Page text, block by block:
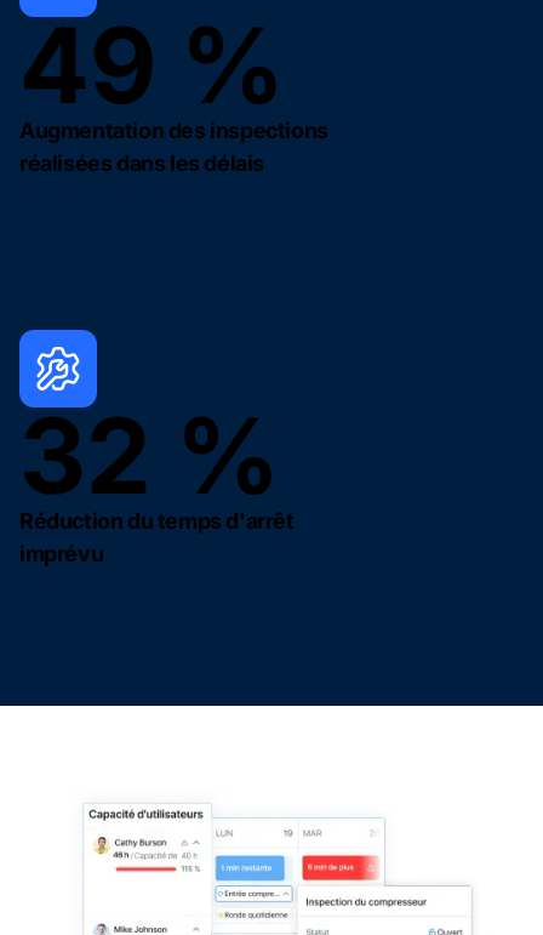
49 %
Augmentation des inspections
réalisées dans les délais
32 %
Réduction du temps d'arrêt
imprévu